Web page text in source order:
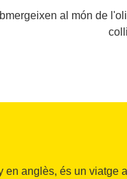
al món de
en anglès, és un viatge